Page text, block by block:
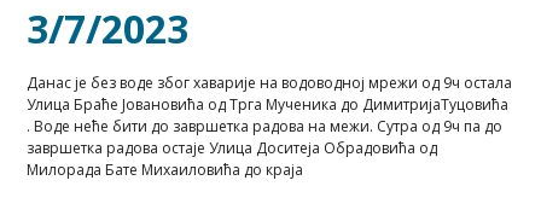
3/7/2023
Данас је без воде због хаварије на водоводној мрежи од 9ч остала
Улица Браће Јовановића од Трга Мученика до ДимитријаТуцовића
. Воде неће бити до завршетка радова на межи. Сутра од 9ч па до
завршетка радова остаје Улица Доситеја Обрадовића од
Милорада Бате Михаиловића до краја